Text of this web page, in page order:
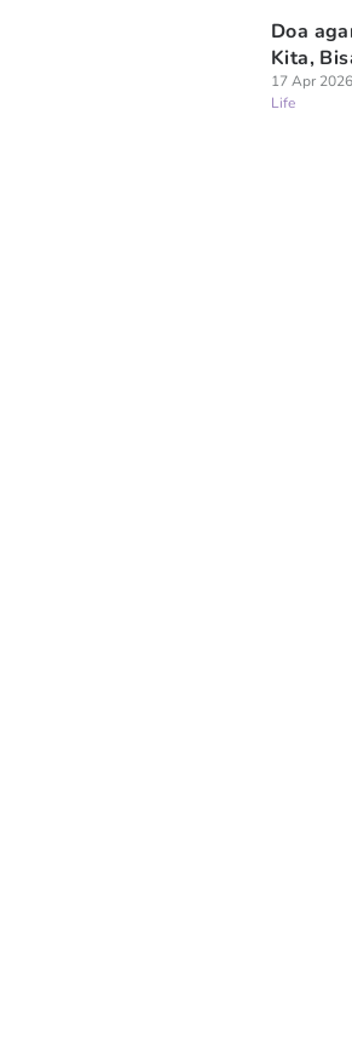
Doa
Kita,
17 Apr
Life